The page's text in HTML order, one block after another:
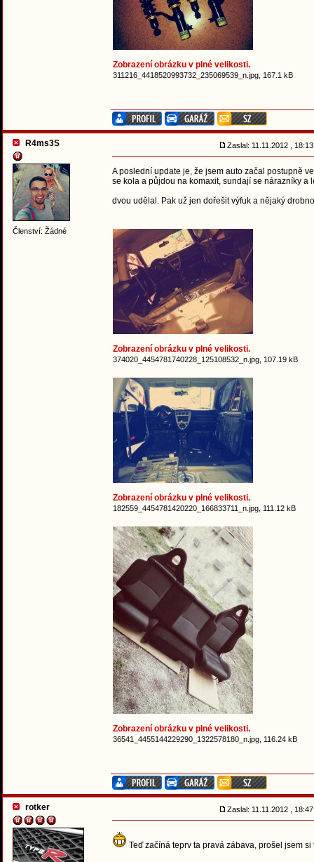
Zobrazení obrázku v plné velikosti.
311216_4418520993732_235069539_n.jpg, 167.1 kB
R4ms3S
Členství: Žádné
Zaslal: 11.11.2012 ,
A poslední update je, že jsem auto začal postupně
se kola a půjdou na komaxit, sundají se nárazníky
dvou udělal. Pak už jen dořešit výfuk a nějaký
Zobrazení obrázku v plné velikosti.
374020_4454781740228_125108532_n.jpg, 107.19 kB
Zobrazení obrázku v plné velikosti.
182559_4454781420220_166833711_n.jpg, 111.12 kB
Zobrazení obrázku v plné velikosti.
36541_4455144229290_1322578180_n.jpg, 116.24 kB
rotker Zaslal: 11.11.2012 ,
Teď začíná teprv ta pravá zábava, prošel jsem